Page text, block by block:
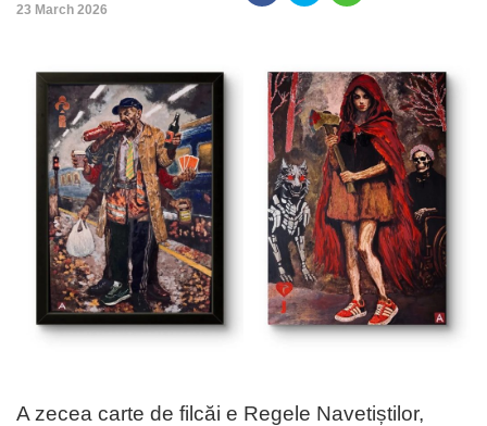
,23 March 2026
A zecea carte de filcăi e Regele Navetiștilor,